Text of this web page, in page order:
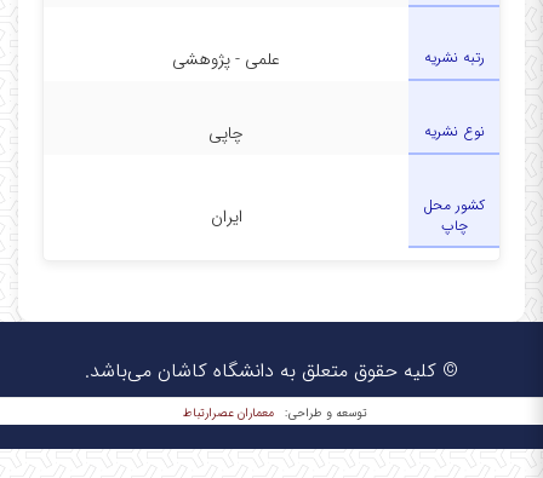
رتبه نشریه علمی - پژوهشی
نوع نشریه چاپی
کشور محل
چاپ
ایران
© کلیه حقوق متعلق به دانشگاه کاشان می‌باشد.
توسعه و طراحی: معماران عصر‌ارتباط